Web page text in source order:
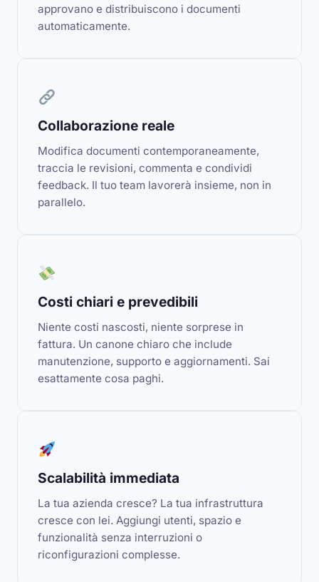
approvano e distribuiscono i documenti
automaticamente.
Collaborazione reale
Modifica documenti contemporaneamente,
traccia le revisioni, commenta e condividi
feedback. Il tuo team lavorerà insieme, non in
parallelo.
Costi chiari e prevedibili
Niente costi nascosti, niente sorprese in
fattura. Un canone chiaro che include
manutenzione, supporto e aggiornamenti. Sai
esattamente cosa paghi.
Scalabilità immediata
La tua azienda cresce? La tua infrastruttura
cresce con lei. Aggiungi utenti, spazio e
funzionalità senza interruzioni o
riconfigurazioni complesse.